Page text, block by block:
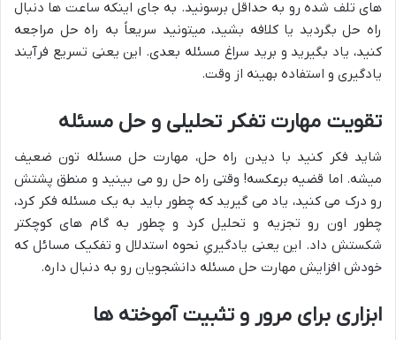
های تلف شده رو به حداقل برسونید. به جای اینکه ساعت ها دنبال
راه حل بگردید یا کلافه بشید، میتونید سریعاً به راه حل مراجعه
کنید، یاد بگیرید و برید سراغ مسئله بعدی. این یعنی تسریع فرآیند
یادگیری و استفاده بهینه از وقت.
تقویت مهارت تفکر تحلیلی و حل مسئله
شاید فکر کنید با دیدن راه حل، مهارت حل مسئله تون ضعیف
میشه. اما قضیه برعکسه! وقتی راه حل رو می بینید و منطق پشتش
رو درک می کنید، یاد می گیرید که چطور باید به یک مسئله فکر کرد،
چطور اون رو تجزیه و تحلیل کرد و چطور به گام های کوچکتر
شکستش داد. این یعنی یادگیریِ نحوه استدلال و تفکیک مسائل که
خودش افزایش مهارت حل مسئله دانشجویان رو به دنبال داره.
ابزاری برای مرور و تثبیت آموخته ها